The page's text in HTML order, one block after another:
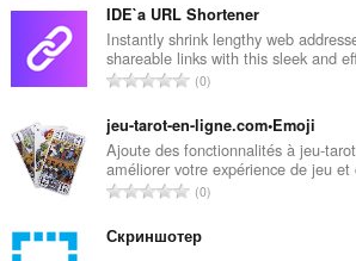
r
o
j
o
c
j
e
n
:
u
p
a
n
r
o
j
o
c
IDE`a URL Shortener
Instantly shrink lengthy web
shareable links with this sleek and
U
u
p
a
n
r
0
jeu-tarot-en-ligne.com•Emoji
Ajoute des fonctionnalités à jeu-
améliorer votre expérience de jeu et
U
u
0
Скриншотер